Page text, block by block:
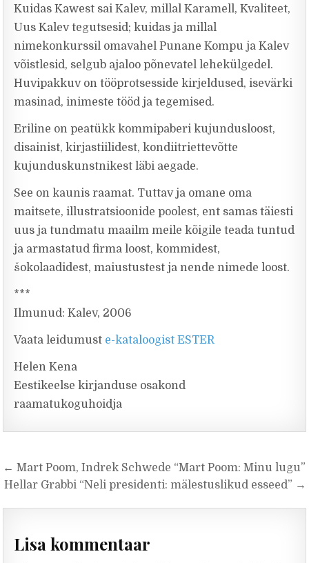
Kuidas Kawest sai Kalev, millal Karamell, Kvaliteet,
Uus Kalev tegutsesid; kuidas ja millal
nimekonkurssil omavahel Punane Kompu ja Kalev
võistlesid, selgub ajaloo põnevatel lehekülgedel.
Huvipakkuv on tööprotsesside kirjeldused, isevärki
masinad, inimeste tööd ja tegemised.
Eriline on peatükk kommipaberi kujundusloost,
disainist, kirjastiilidest, kondiitriettevõtte
kujunduskunstnikest läbi aegade.
See on kaunis raamat. Tuttav ja omane oma
maitsete, illustratsioonide poolest, ent samas täiesti
uus ja tundmatu maailm meile kõigile teada tuntud
ja armastatud firma loost, kommidest,
šokolaadidest, maiustustest ja nende nimede loost.
***
Ilmunud: Kalev, 2006
Vaata leidumust e-kataloogist ESTER
Helen Kena
Eestikeelse kirjanduse osakond
raamatukoguhoidja
Navigeerimine
← Mart Poom, Indrek Schwede “Mart Poom: Minu lugu”
Hellar Grabbi “Neli presidenti: mälestuslikud esseed” →
Lisa kommentaar